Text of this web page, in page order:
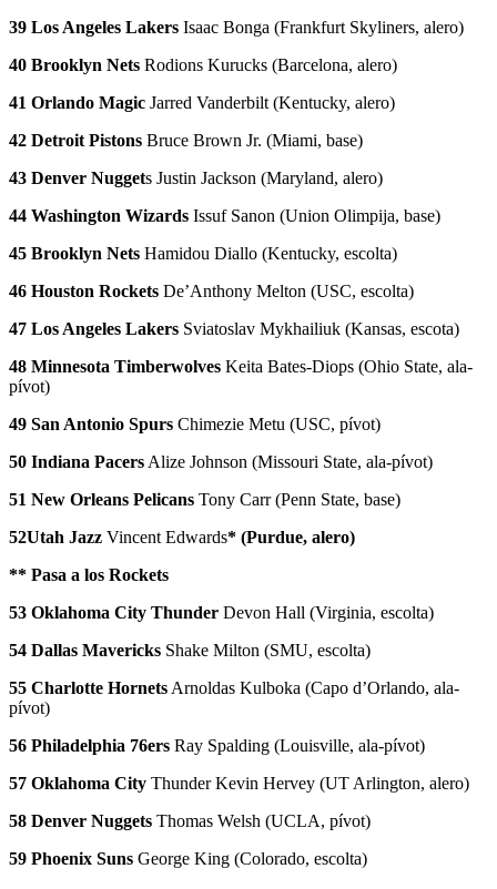
39 Los Angeles Lakers Isaac Bonga (Frankfurt Skyliners, alero)
40 Brooklyn Nets Rodions Kurucks (Barcelona, alero)
41 Orlando Magic Jarred Vanderbilt (Kentucky, alero)
42 Detroit Pistons Bruce Brown Jr. (Miami, base)
43 Denver Nuggets Justin Jackson (Maryland, alero)
44 Washington Wizards Issuf Sanon (Union Olimpija, base)
45 Brooklyn Nets Hamidou Diallo (Kentucky, escolta)
46 Houston Rockets De’Anthony Melton (USC, escolta)
47 Los Angeles Lakers Sviatoslav Mykhailiuk (Kansas, escota)
48 Minnesota Timberwolves Keita Bates-Diops (Ohio State, ala-
pívot)
49 San Antonio Spurs Chimezie Metu (USC, pívot)
50 Indiana Pacers Alize Johnson (Missouri State, ala-pívot)
51 New Orleans Pelicans Tony Carr (Penn State, base)
52Utah Jazz Vincent Edwards* (Purdue, alero)
** Pasa a los Rockets
53 Oklahoma City Thunder Devon Hall (Virginia, escolta)
54 Dallas Mavericks Shake Milton (SMU, escolta)
55 Charlotte Hornets Arnoldas Kulboka (Capo d’Orlando, ala-
pívot)
56 Philadelphia 76ers Ray Spalding (Louisville, ala-pívot)
57 Oklahoma City Thunder Kevin Hervey (UT Arlington, alero)
58 Denver Nuggets Thomas Welsh (UCLA, pívot)
59 Phoenix Suns George King (Colorado, escolta)